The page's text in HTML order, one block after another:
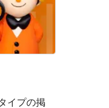
イプの掲